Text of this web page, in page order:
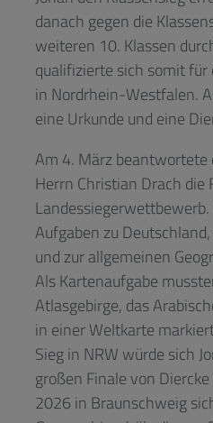
danach gegen die
weiteren 10. Klassen
qualifizierte sich somit
in Nordrhein-Westfalen.
eine Urkunde und eine
Am 4. März
Herrn Christian Drach die
Aufgaben zu
und zur allgemeinen
Als Kartenaufgabe
Atlasgebirge, das
in einer Weltkarte
Sieg in NRW würde sich
großen Finale von Diercke
2026 in Braunschweig